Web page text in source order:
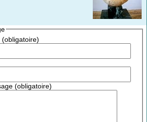
(obligatoire)
(obligatoire)